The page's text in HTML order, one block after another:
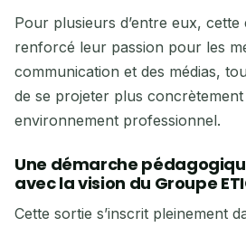
Pour plusieurs d’entre eux, cette
renforcé leur passion pour les
communication et des médias,
de se projeter plus
environnement professionnel.
Une démarche
avec la vision du Groupe
Cette sortie s’inscrit pleinement